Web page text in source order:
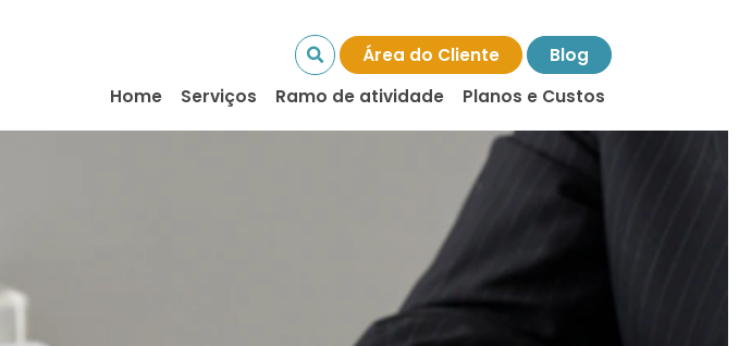
Área do Cliente
Blog
Home
Serviços Ramo de atividade Planos e Custos